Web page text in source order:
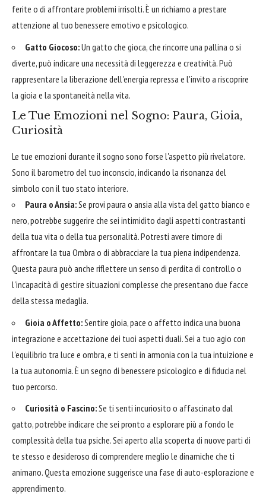
ferite o di affrontare problemi irrisolti. È un richiamo a prestare
attenzione al tuo benessere emotivo e psicologico.
Gatto Giocoso:Un gatto che gioca, che rincorre una pallina o si
diverte, può indicare una necessità di leggerezza e creatività. Può
rappresentare la liberazione dell'energia repressa e l'invito a riscoprire
la gioia e la spontaneità nella vita.
Le Tue Emozioni nel Sogno: Paura, Gioia,
Curiosità
Le tue emozioni durante il sogno sono forse l'aspetto più rivelatore.
Sono il barometro del tuo inconscio, indicando la risonanza del
simbolo con il tuo stato interiore.
Paura o Ansia:Se provi paura o ansia alla vista del gatto bianco e
nero, potrebbe suggerire che sei intimidito dagli aspetti contrastanti
della tua vita o della tua personalità. Potresti avere timore di
affrontare la tua Ombra o di abbracciare la tua piena indipendenza.
Questa paura può anche riflettere un senso di perdita di controllo o
l'incapacità di gestire situazioni complesse che presentano due facce
della stessa medaglia.
Gioia o Affetto:Sentire gioia, pace o affetto indica una buona
integrazione e accettazione dei tuoi aspetti duali. Sei a tuo agio con
l'equilibrio tra luce e ombra, e ti senti in armonia con la tua intuizione e
la tua autonomia. È un segno di benessere psicologico e di fiducia nel
tuo percorso.
Curiosità o Fascino:Se ti senti incuriosito o affascinato dal
gatto, potrebbe indicare che sei pronto a esplorare più a fondo le
complessità della tua psiche. Sei aperto alla scoperta di nuove parti di
te stesso e desideroso di comprendere meglio le dinamiche che ti
animano. Questa emozione suggerisce una fase di auto-esplorazione e
apprendimento.